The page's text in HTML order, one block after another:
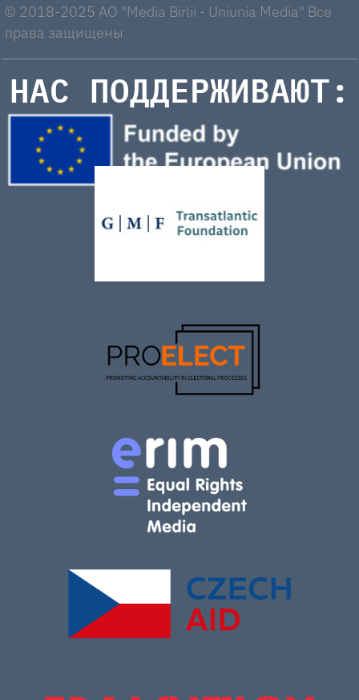
© 2018-2025 AO "Media Birlii - Uniunia Media" Все
права защищены
НАС ПОДДЕРЖИВАЮТ: